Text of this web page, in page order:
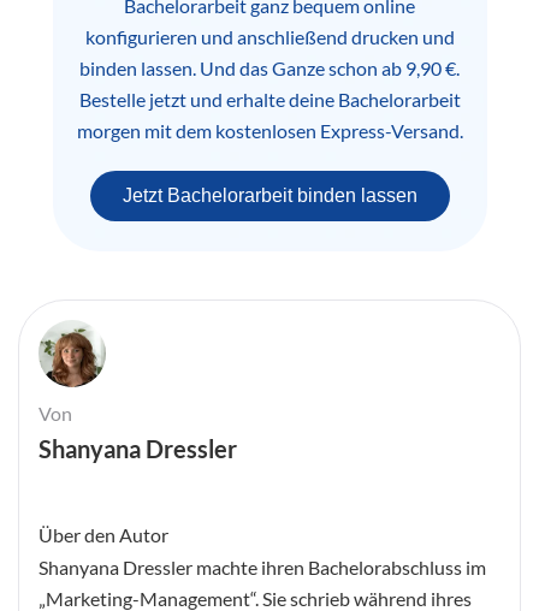
Bachelorarbeit ganz bequem online
konfigurieren und anschließend drucken und
binden lassen. Und das Ganze schon ab 9,90 €.
Bestelle jetzt und erhalte deine Bachelorarbeit
morgen mit dem kostenlosen Express-Versand.
Jetzt Bachelorarbeit binden lassen
Von
Shanyana Dressler
Über den Autor
Shanyana Dressler machte ihren Bachelorabschluss im
„Marketing-Management“. Sie schrieb während ihres